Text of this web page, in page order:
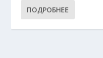
ПОДРОБНЕЕ